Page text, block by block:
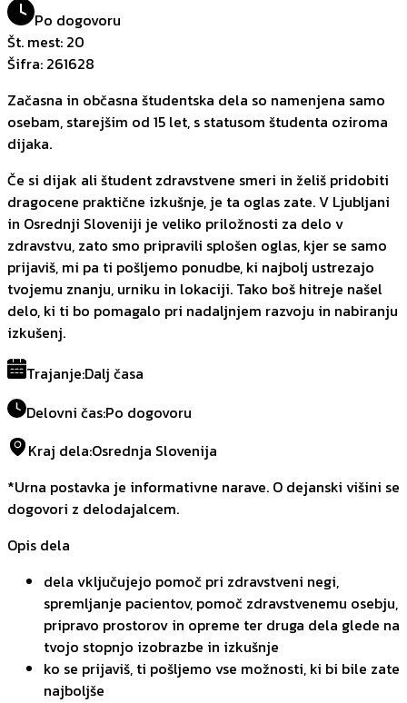
Po dogovoru
Št. mest: 20
Šifra: 261628
Začasna in občasna študentska dela so namenjena samo
osebam, starejšim od 15 let, s statusom študenta oziroma
dijaka.
Če si dijak ali študent zdravstvene smeri in želiš pridobiti
dragocene praktične izkušnje, je ta oglas zate. V Ljubljani
in Osrednji Sloveniji je veliko priložnosti za delo v
zdravstvu, zato smo pripravili splošen oglas, kjer se samo
prijaviš, mi pa ti pošljemo ponudbe, ki najbolj ustrezajo
tvojemu znanju, urniku in lokaciji. Tako boš hitreje našel
delo, ki ti bo pomagalo pri nadaljnjem razvoju in nabiranju
izkušenj.
Trajanje:Dalj časa
Delovni čas:Po dogovoru
Kraj dela:Osrednja Slovenija
*Urna postavka je informativne narave. O dejanski višini se
dogovori z delodajalcem.
Opis dela
dela vključujejo pomoč pri zdravstveni negi,
spremljanje pacientov, pomoč zdravstvenemu osebju,
pripravo prostorov in opreme ter druga dela glede na
tvojo stopnjo izobrazbe in izkušnje
ko se prijaviš, ti pošljemo vse možnosti, ki bi bile zate
najboljše